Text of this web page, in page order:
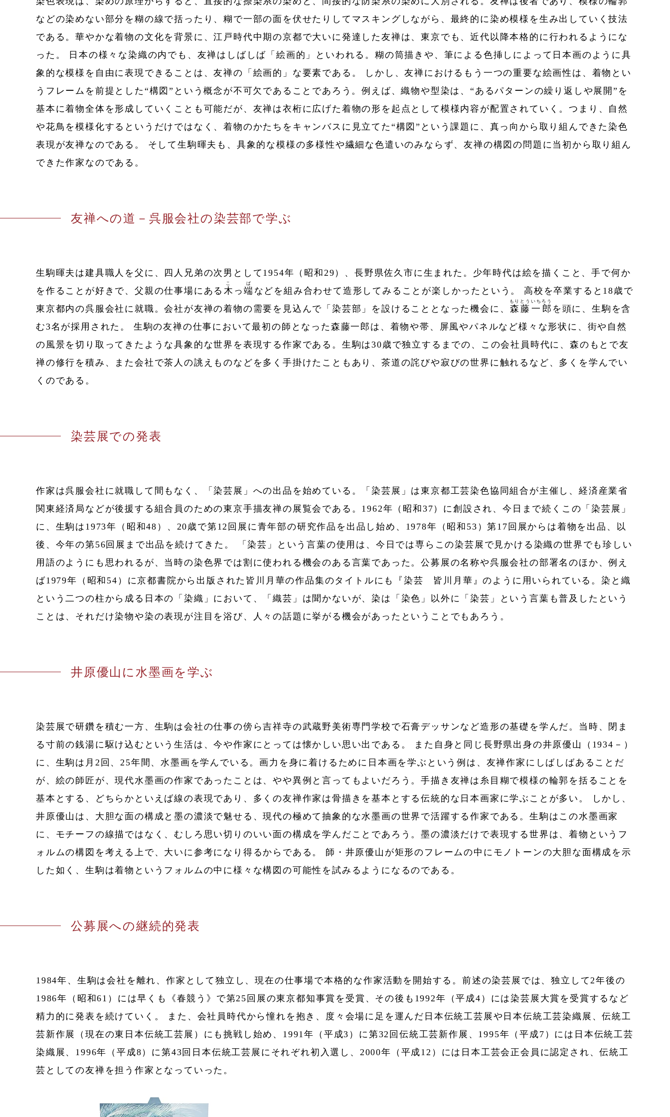
などの染めない部分を糊の線で括ったり、糊で一部の面を伏せたりしてマスキングしながら、最終的に染め模様を生み出していく技法
である。華やかな着物の文化を背景に、江戸時代中期の京都で大いに発達した友禅は、東京でも、近代以降本格的に行われるようにな
った。 日本の様々な染織の内でも、友禅はしばしば「絵画的」といわれる。糊の筒描きや、筆による色挿しによって日本画のように具
象的な模様を自由に表現できることは、友禅の「絵画的」な要素である。 しかし、友禅におけるもう一つの重要な絵画性は、着物とい
うフレームを前提とした“構図”という概念が不可欠であることであろう。例えば、織物や型染は、“あるパターンの繰り返しや展開”を
基本に着物全体を形成していくことも可能だが、友禅は衣桁に広げた着物の形を起点として模様内容が配置されていく。つまり、自然
や花鳥を模様化するというだけではなく、着物のかたちをキャンバスに見立てた“構図”という課題に、真っ向から取り組んできた染色
表現が友禅なのである。 そして生駒暉夫も、具象的な模様の多様性や繊細な色遣いのみならず、友禅の構図の問題に当初から取り組ん
できた作家なのである。
友禅への道－呉服会社の染芸部で学ぶ
生駒暉夫は建具職人を父に、四人兄弟の次男として1954年（昭和29）、長野県佐久市に生まれた。少年時代は絵を描くこと、手で何か
を作ることが好きで、父親の仕事場にある 木
こ
っ 端
ぱ
などを組み合わせて造形してみることが楽しかったという。 高校を卒業すると18歳で
東京都内の呉服会社に就職。会社が友禅の着物の需要を見込んで「染芸部」を設けることとなった機会に、 森
もり
藤
とう
一
いち
郎
ろう
を頭に、生駒を含
む3名が採用された。 生駒の友禅の仕事において最初の師となった森藤一郎は、着物や帯、屏風やパネルなど様々な形状に、街や自然
の風景を切り取ってきたような具象的な世界を表現する作家である。生駒は30歳で独立するまでの、この会社員時代に、森のもとで友
禅の修行を積み、また会社で茶人の誂えものなどを多く手掛けたこともあり、茶道の詫びや寂びの世界に触れるなど、多くを学んでい
くのである。
染芸展での発表
作家は呉服会社に就職して間もなく、「染芸展」への出品を始めている。「染芸展」は東京都工芸染色協同組合が主催し、経済産業省
関東経済局などが後援する組合員のための東京手描友禅の展覧会である。1962年（昭和37）に創設され、今日まで続くこの「染芸展」
に、生駒は1973年（昭和48）、20歳で第12回展に青年部の研究作品を出品し始め、1978年（昭和53）第17回展からは着物を出品、以
後、今年の第56回展まで出品を続けてきた。 「染芸」という言葉の使用は、今日では専らこの染芸展で見かける染織の世界でも珍しい
用語のようにも思われるが、当時の染色界では割に使われる機会のある言葉であった。公募展の名称や呉服会社の部署名のほか、例え
ば1979年（昭和54）に京都書院から出版された皆川月華の作品集のタイトルにも『染芸 皆川月華』のように用いられている。染と織
という二つの柱から成る日本の「染織」において、「織芸」は聞かないが、染は「染色」以外に「染芸」という言葉も普及したという
ことは、それだけ染物や染の表現が注目を浴び、人々の話題に挙がる機会があったということでもあろう。
井原優山に水墨画を学ぶ
染芸展で研鑽を積む一方、生駒は会社の仕事の傍ら吉祥寺の武蔵野美術専門学校で石膏デッサンなど造形の基礎を学んだ。当時、閉ま
る寸前の銭湯に駆け込むという生活は、今や作家にとっては懐かしい思い出である。 また自身と同じ長野県出身の井原優山（1934－）
に、生駒は月2回、25年間、水墨画を学んでいる。画力を身に着けるために日本画を学ぶという例は、友禅作家にしばしばあることだ
が、絵の師匠が、現代水墨画の作家であったことは、やや異例と言ってもよいだろう。手描き友禅は糸目糊で模様の輪郭を括ることを
基本とする、どちらかといえば線の表現であり、多くの友禅作家は骨描きを基本とする伝統的な日本画家に学ぶことが多い。 しかし、
井原優山は、大胆な面の構成と墨の濃淡で魅せる、現代の極めて抽象的な水墨画の世界で活躍する作家である。生駒はこの水墨画家
に、モチーフの線描ではなく、むしろ思い切りのいい面の構成を学んだことであろう。墨の濃淡だけで表現する世界は、着物というフ
ォルムの構図を考える上で、大いに参考になり得るからである。 師・井原優山が矩形のフレームの中にモノトーンの大胆な面構成を示
した如く、生駒は着物というフォルムの中に様々な構図の可能性を試みるようになるのである。
公募展への継続的発表
1984年、生駒は会社を離れ、作家として独立し、現在の仕事場で本格的な作家活動を開始する。前述の染芸展では、独立して2年後の
1986年（昭和61）には早くも《春競う》で第25回展の東京都知事賞を受賞、その後も1992年（平成4）には染芸展大賞を受賞するなど
精力的に発表を続けていく。 また、会社員時代から憧れを抱き、度々会場に足を運んだ日本伝統工芸展や日本伝統工芸染織展、伝統工
芸新作展（現在の東日本伝統工芸展）にも挑戦し始め、1991年（平成3）に第32回伝統工芸新作展、1995年（平成7）には日本伝統工芸
染織展、1996年（平成8）に第43回日本伝統工芸展にそれぞれ初入選し、2000年（平成12）には日本工芸会正会員に認定され、伝統工
芸としての友禅を担う作家となっていった。